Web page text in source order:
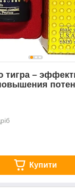
тигра –
Купити